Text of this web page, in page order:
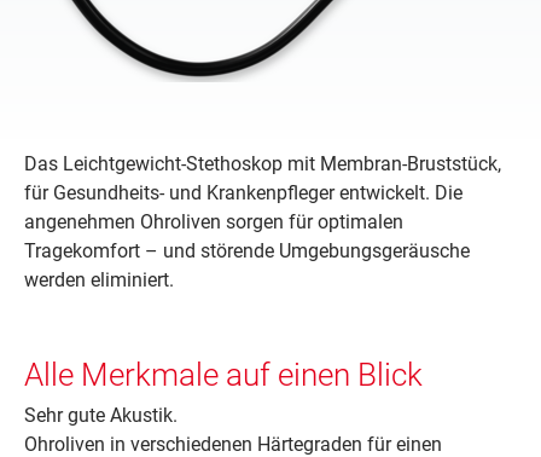
Das Leichtgewicht-Stethoskop mit Membran-Bruststück,
für Gesundheits- und Krankenpfleger entwickelt. Die
angenehmen Ohroliven sorgen für optimalen
Tragekomfort – und störende Umgebungsgeräusche
werden eliminiert.
Alle Merkmale auf einen Blick
Sehr gute Akustik.
Ohroliven in verschiedenen Härtegraden für einen